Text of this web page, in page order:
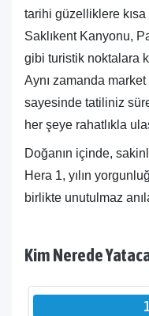
tarihi güzelliklere
Saklıkent Kanyonu,
gibi turistik noktalara
Aynı zamanda market
sayesinde tatiliniz
her şeye rahatlıkla
Doğanın içinde,
Hera 1, yılın
birlikte unutulmaz
Kim Nerede